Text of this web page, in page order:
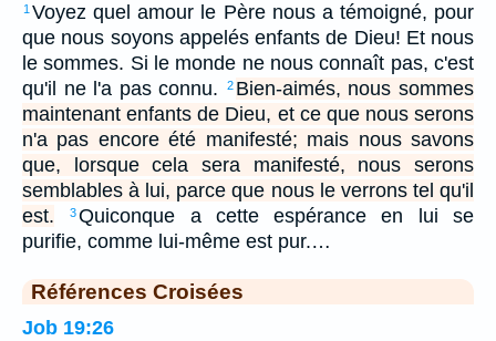
1Voyez quel amour le Père nous a témoigné, pour
que nous soyons appelés enfants de Dieu! Et nous
le sommes. Si le monde ne nous connaît pas, c'est
qu'il ne l'a pas connu.
2 Bien-aimés, nous sommes
maintenant enfants de Dieu, et ce que nous serons
n'a pas encore été manifesté; mais nous savons
que, lorsque cela sera manifesté, nous serons
semblables à lui, parce que nous le verrons tel qu'il
est.
3Quiconque a cette espérance en lui se
purifie, comme lui-même est pur.…
Références Croisées
Job 19:26